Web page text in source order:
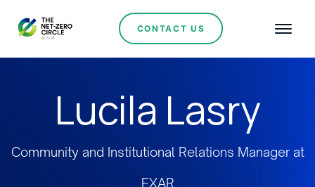
CONTACT US
Lucila Lasry
Community and Institutional Relations Manager at
EXAR